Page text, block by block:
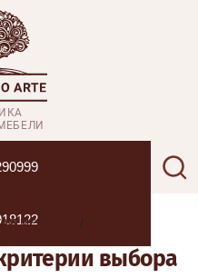
Поиск
МЕБЕЛЬ
  /
выбора